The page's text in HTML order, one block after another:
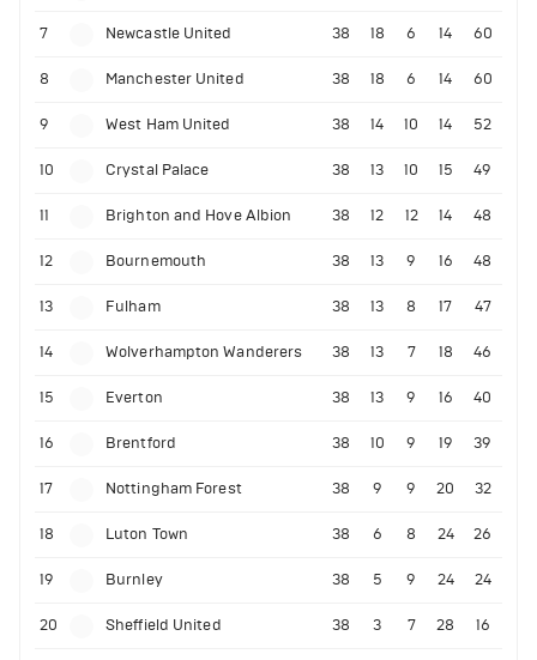
7 Newcastle United 38 18 6 14 60
8 Manchester United 38 18 6 14 60
9 West Ham United 38 14 10 14 52
10 Crystal Palace 38 13 10 15 49
11 Brighton and Hove Albion 38 12 12 14 48
12 Bournemouth 38 13 9 16 48
13 Fulham 38 13 8 17 47
14 Wolverhampton Wanderers 38 13 7 18 46
15 Everton 38 13 9 16 40
16 Brentford 38 10 9 19 39
17 Nottingham Forest 38 9 9 20 32
18 Luton Town 38 6 8 24 26
19 Burnley 38 5 9 24 24
20 Sheffield United 38 3 7 28 16